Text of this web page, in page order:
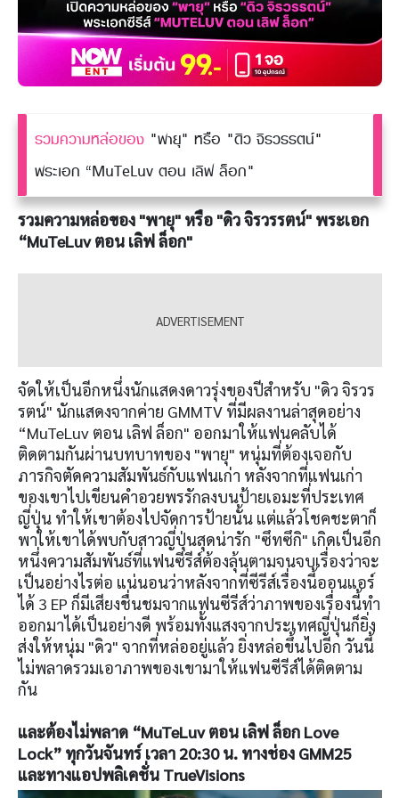
รวมความหล่อของ "พายุ" หรือ "ดิว จิรวรรตน์"
พระเอก “MuTeLuv ตอน เลิฟ ล็อก"
รวมความหล่อของ "พายุ" หรือ "ดิว จิรวรรตน์" พระเอก
“MuTeLuv ตอน เลิฟ ล็อก"
จัดให้เป็นอีกหนึ่งนักแสดงดาวรุ่งของปีสำหรับ "ดิว จิรวร
รตน์" นักแสดงจากค่าย GMMTV ที่มีผลงานล่าสุดอย่าง
“MuTeLuv ตอน เลิฟ ล็อก" ออกมาให้แฟนคลับได้
ติดตามกันผ่านบทบาทของ "พายุ" หนุ่มที่ต้องเจอกับ
ภารกิจตัดความสัมพันธ์กับแฟนเก่า หลังจากที่แฟนเก่า
ของเขาไปเขียนคำอวยพรรักลงบนป้ายเอมะที่ประเทศ
ญี่ปุ่น ทำให้เขาต้องไปจัดการป้ายนั้น แต่แล้วโชคชะตาก็
พาให้เขาได้พบกับสาวญี่ปุ่นสุดน่ารัก "ซึทซึกิ" เกิดเป็นอีก
หนึ่งความสัมพันธ์ที่แฟนซีรีส์ต้องลุ้นตามจนจบเรื่องว่าจะ
เป็นอย่างไรต่อ แน่นอนว่าหลังจากที่ซีรีส์เรื่องนี้ออนแอร์
ได้ 3 EP ก็มีเสียงชื่นชมจากแฟนซีรีส์ว่าภาพของเรื่องนี้ทำ
ออกมาได้เป็นอย่างดี พร้อมทั้งแสงจากประเทศญี่ปุ่นก็ยิ่ง
ส่งให้หนุ่ม "ดิว" จากที่หล่ออยู่แล้ว ยิ่งหล่อขึ้นไปอีก วันนี้
ไม่พลาดรวมเอาภาพของเขามาให้แฟนซีรีส์ได้ติดตาม
กัน
และต้องไม่พลาด “MuTeLuv ตอน เลิฟ ล็อก Love
Lock” ทุกวันจันทร์ เวลา 20:30 น. ทางช่อง GMM25
และทางแอปพลิเคชั่น TrueVisions